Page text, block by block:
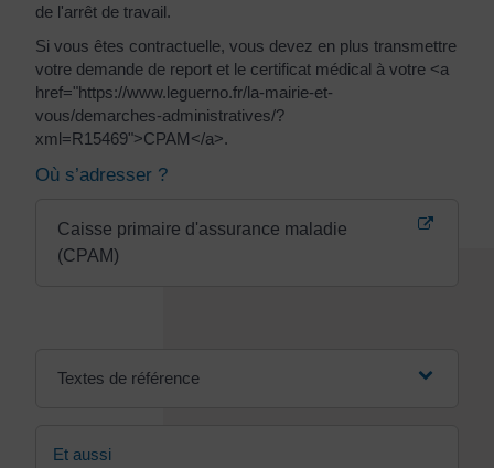
de l'arrêt de travail.
Si vous êtes contractuelle, vous devez en plus transmettre
votre demande de report et le certificat médical à votre <a
href="https://www.leguerno.fr/la-mairie-et-
vous/demarches-administratives/?
xml=R15469">CPAM</a>.
Où s’adresser ?
Caisse primaire d'assurance maladie
(CPAM)
Textes de référence
Et aussi